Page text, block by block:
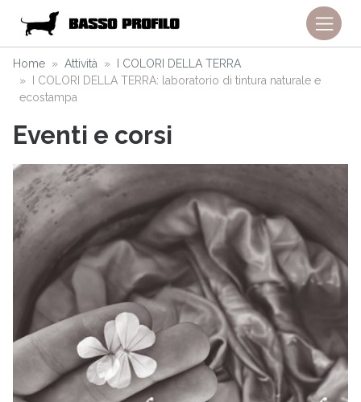
Home Attività
I COLORI DELLA TERRA
I COLORI DELLA TERRA: laboratorio di tintura naturale e
ecostampa
Eventi e corsi